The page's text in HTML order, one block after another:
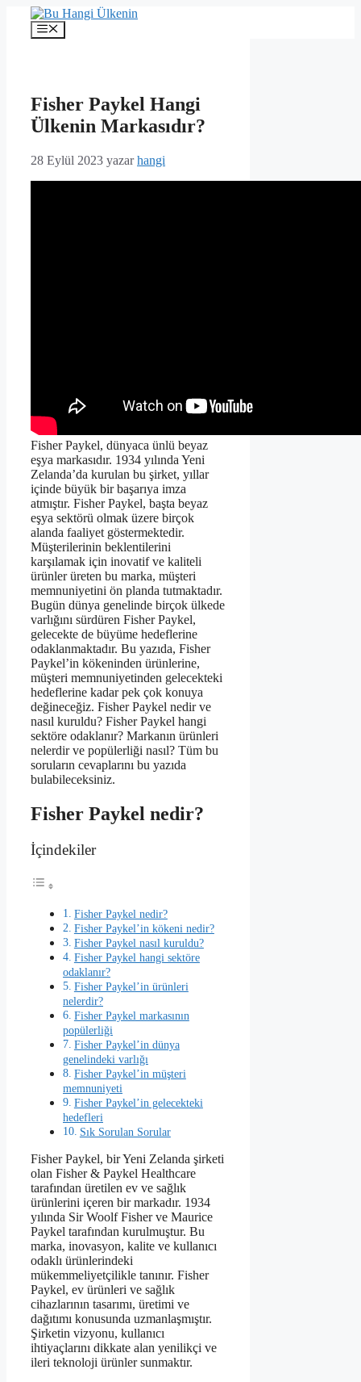
İçeriğe
Menü
Fisher Paykel Hangi
Ülkenin Markasıdır?
28 Eylül 2023 yazarhangi
Fisher Paykel, dünyaca ünlü beyaz
eşya markasıdır. 1934 yılında Yeni
Zelanda’da kurulan bu şirket, yıllar
içinde büyük bir başarıya imza
atmıştır. Fisher Paykel, başta beyaz
eşya sektörü olmak üzere birçok
alanda faaliyet göstermektedir.
Müşterilerinin beklentilerini
karşılamak için inovatif ve kaliteli
ürünler üreten bu marka, müşteri
memnuniyetini ön planda tutmaktadır.
Bugün dünya genelinde birçok ülkede
varlığını sürdüren Fisher Paykel,
gelecekte de büyüme hedeflerine
odaklanmaktadır. Bu yazıda, Fisher
Paykel’in kökeninden ürünlerine,
müşteri memnuniyetinden gelecekteki
hedeflerine kadar pek çok konuya
değineceğiz. Fisher Paykel nedir ve
nasıl kuruldu? Fisher Paykel hangi
sektöre odaklanır? Markanın ürünleri
nelerdir ve popülerliği nasıl? Tüm bu
soruların cevaplarını bu yazıda
bulabileceksiniz.
Fisher Paykel nedir?
İçindekiler
Fisher Paykel nedir?
Fisher Paykel’in kökeni nedir?
Fisher Paykel nasıl kuruldu?
Fisher Paykel hangi sektöre
odaklanır?
Fisher Paykel’in ürünleri
nelerdir?
Fisher Paykel markasının
popülerliği
Fisher Paykel’in dünya
genelindeki varlığı
Fisher Paykel’in müşteri
memnuniyeti
Fisher Paykel’in gelecekteki
hedefleri
Sık Sorulan Sorular
Fisher Paykel, bir Yeni Zelanda şirketi
olan Fisher & Paykel Healthcare
tarafından üretilen ev ve sağlık
ürünlerini içeren bir markadır. 1934
yılında Sir Woolf Fisher ve Maurice
Paykel tarafından kurulmuştur. Bu
marka, inovasyon, kalite ve kullanıcı
odaklı ürünlerindeki
mükemmeliyetçilikle tanınır. Fisher
Paykel, ev ürünleri ve sağlık
cihazlarının tasarımı, üretimi ve
dağıtımı konusunda uzmanlaşmıştır.
Şirketin vizyonu, kullanıcı
ihtiyaçlarını dikkate alan yenilikçi ve
ileri teknoloji ürünler sunmaktır.